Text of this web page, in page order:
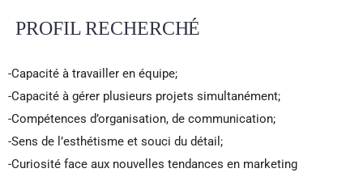
PROFIL RECHERCHÉ
-Capacité à travailler en équipe;
-Capacité à gérer plusieurs projets simultanément;
-Compétences d’organisation, de communication;
-Sens de l’esthétisme et souci du détail;
-Curiosité face aux nouvelles tendances en marketing